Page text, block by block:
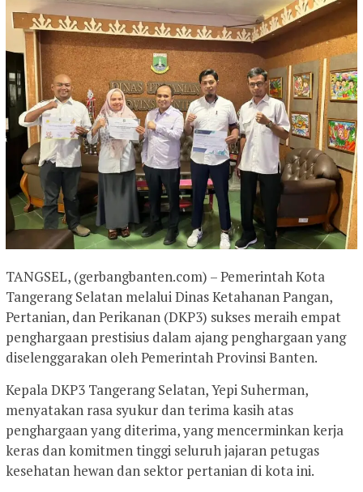
TANGSEL, (gerbangbanten.com) – Pemerintah Kota
Tangerang Selatan melalui Dinas Ketahanan Pangan,
Pertanian, dan Perikanan (DKP3) sukses meraih empat
penghargaan prestisius dalam ajang penghargaan yang
diselenggarakan oleh Pemerintah Provinsi Banten.
Kepala DKP3 Tangerang Selatan, Yepi Suherman,
menyatakan rasa syukur dan terima kasih atas
penghargaan yang diterima, yang mencerminkan kerja
keras dan komitmen tinggi seluruh jajaran petugas
kesehatan hewan dan sektor pertanian di kota ini.